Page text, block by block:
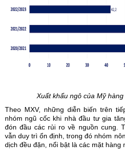
Xuất khẩu ngô của Mỹ
Theo MXV, những diễn biến trên
nhóm ngũ cốc khi nhà đầu tư gia
đón đầu các rủi ro về nguồn cung.
vẫn duy trì ổn định, trong đó nhóm
dịch đều đặn, nổi bật là các mặt hàng